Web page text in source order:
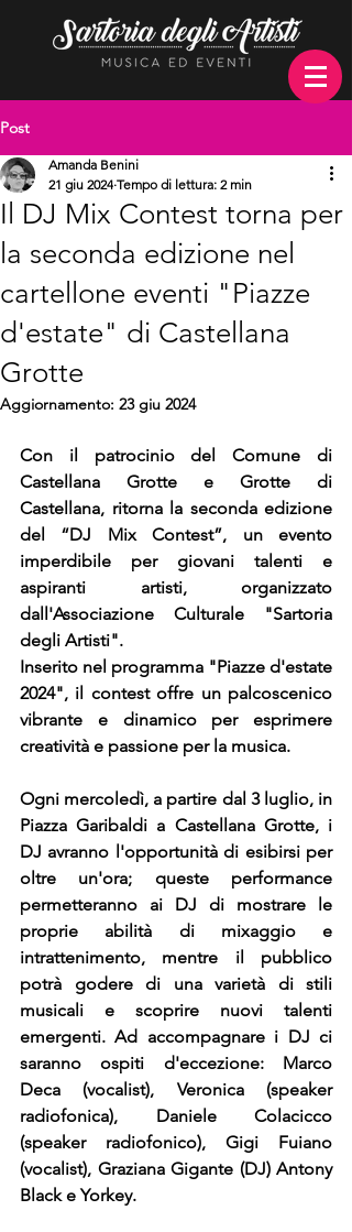
Post
Il DJ Mix Contest torna per
la seconda edizione nel
cartellone eventi "Piazze
d'estate" di Castellana
Grotte
Amanda Benini
21 giu 2024 Tempo di lettura: 2 min
Aggiornamento: 23 giu 2024
Con il patrocinio del Comune di
Castellana Grotte e Grotte di
Castellana, ritorna la seconda edizione
del “DJ Mix Contest”, un evento
imperdibile per giovani talenti e
aspiranti artisti, organizzato
dall'Associazione Culturale "Sartoria
degli Artisti".
Inserito nel programma "Piazze d'estate
2024", il contest offre un palcoscenico
vibrante e dinamico per esprimere
creatività e passione per la musica.
Ogni mercoledì, a partire dal 3 luglio, in
Piazza Garibaldi a Castellana Grotte, i
DJ avranno l'opportunità di esibirsi per
oltre un'ora; queste performance
permetteranno ai DJ di mostrare le
proprie abilità di mixaggio e
intrattenimento, mentre il pubblico
potrà godere di una varietà di stili
musicali e scoprire nuovi talenti
emergenti. Ad accompagnare i DJ ci
saranno ospiti d'eccezione: Marco
Deca (vocalist), Veronica (speaker
radiofonica), Daniele Colacicco
(speaker radiofonico), Gigi Fuiano
(vocalist), Graziana Gigante (DJ) Antony
Black e Yorkey.